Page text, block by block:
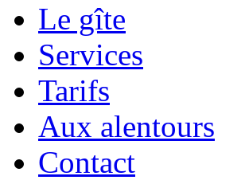
Le gîte
Services
Tarifs
Aux alentours
Contact